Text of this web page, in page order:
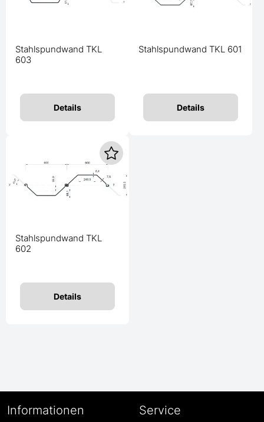
Stahlspundwand TKL
603
Details
Stahlspundwand TKL 601
Details
Stahlspundwand TKL
602
Details
Informationen Service